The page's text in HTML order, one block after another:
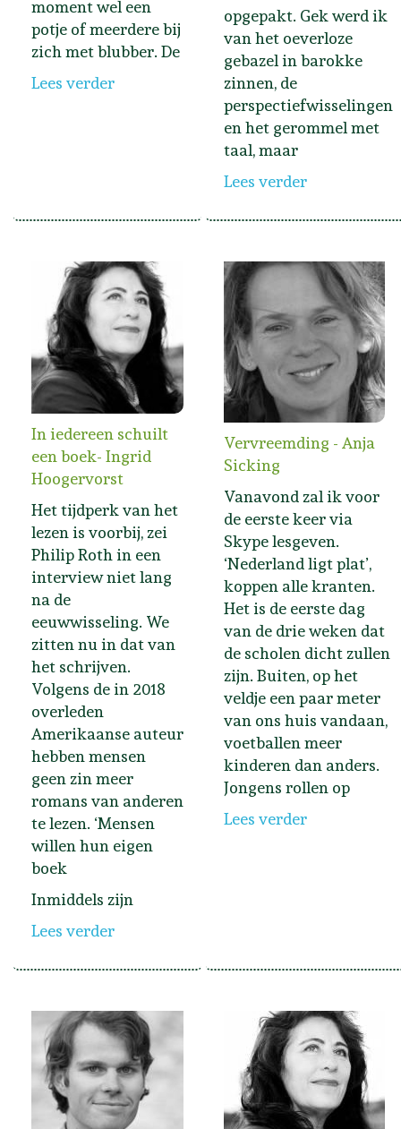
moment wel een
potje of meerdere bij
zich met blubber. De
Lees verder
opgepakt. Gek werd ik
van het oeverloze
gebazel in barokke
zinnen, de
perspectiefwisselingen
en het gerommel met
taal, maar
Lees verder
In iedereen schuilt
een boek- Ingrid
Hoogervorst
Het tijdperk van het
lezen is voorbij, zei
Philip Roth in een
interview niet lang
na de
eeuwwisseling. We
zitten nu in dat van
het schrijven.
Volgens de in 2018
overleden
Amerikaanse auteur
hebben mensen
geen zin meer
romans van anderen
te lezen. ‘Mensen
willen hun eigen
boek
Inmiddels zijn
Lees verder
Vervreemding - Anja
Sicking
Vanavond zal ik voor
de eerste keer via
Skype lesgeven.
‘Nederland ligt plat’,
koppen alle kranten.
Het is de eerste dag
van de drie weken dat
de scholen dicht zullen
zijn. Buiten, op het
veldje een paar meter
van ons huis vandaan,
voetballen meer
kinderen dan anders.
Jongens rollen op
Lees verder